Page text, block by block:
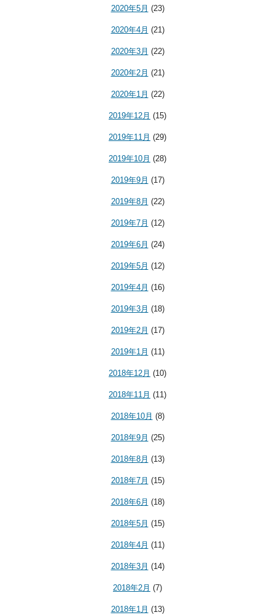
2020年5月 (23)
2020年4月 (21)
2020年3月 (22)
2020年2月 (21)
2020年1月 (22)
2019年12月 (15)
2019年11月 (29)
2019年10月 (28)
2019年9月 (17)
2019年8月 (22)
2019年7月 (12)
2019年6月 (24)
2019年5月 (12)
2019年4月 (16)
2019年3月 (18)
2019年2月 (17)
2019年1月 (11)
2018年12月 (10)
2018年11月 (11)
2018年10月 (8)
2018年9月 (25)
2018年8月 (13)
2018年7月 (15)
2018年6月 (18)
2018年5月 (15)
2018年4月 (11)
2018年3月 (14)
2018年2月 (7)
2018年1月 (13)